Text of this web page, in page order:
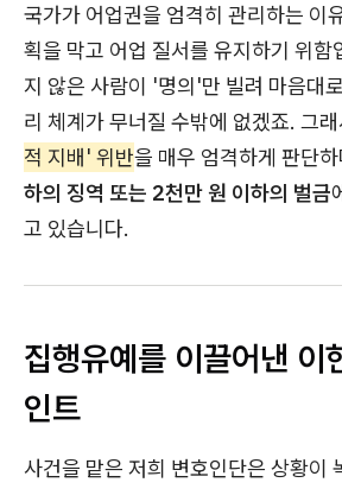
국가가 어업권을 엄격히 관리하는 이
획을 막고 어업 질서를 유지하기 위함
지 않은 사람이 '명의'만 빌려 마음대
리 체계가 무너질 수밖에 없겠죠. 그
적 지배' 위반을 매우 엄격하게 판단
하의 징역 또는 2천만 원 이하의 벌금
고 있습니다.
집행유예를 이끌어낸 이
인트
사건을 맡은 저희 변호인단은 상황이